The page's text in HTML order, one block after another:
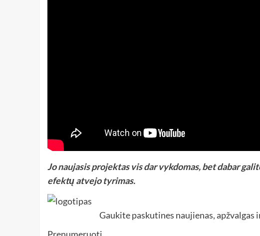
Jo naujasis projektas vis dar vykdomas, bet dabar
efektų atvejo tyrimas.
Gaukite paskutines naujienas, apžvalgas